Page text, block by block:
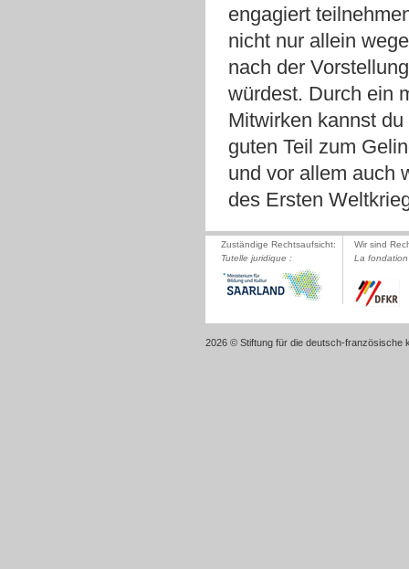
engagiert
nicht nur allein
nach der
würdest. Durch ein
Mitwirken kannst
guten Teil zum
und vor allem auch
des Ersten
Zuständige Rechtsaufsicht:
Tutelle juridique :
Wir sind
La
2026 © Stiftung für die deutsch-französische